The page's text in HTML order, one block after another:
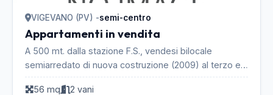
VIGEVANO (PV) -semi-centro
Appartamenti in vendita
A 500 mt. dalla stazione F.S., vendesi bilocale
semiarredato di nuova costruzione (2009) al terzo e
ultimo piano con ascensore. soggiorno con cucina ...
56 mq
2 vani